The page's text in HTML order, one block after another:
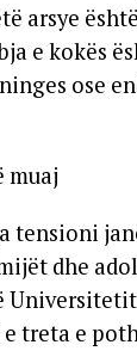
arsye
e kokës
ose
muaj
tensioni
dhe
treta e